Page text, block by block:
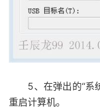
5、在弹出的“系统
重启计算机。